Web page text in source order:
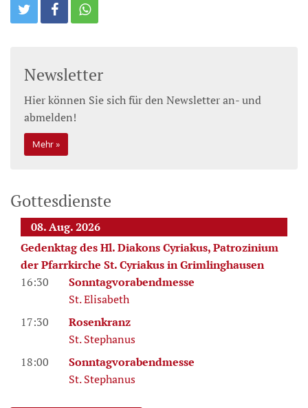
Newsletter
Hier können Sie sich für den Newsletter an- und
abmelden!
Mehr
Gottesdienste
08. Aug. 2026
Gedenktag des Hl. Diakons Cyriakus, Patrozinium
der Pfarrkirche St. Cyriakus in Grimlinghausen
16:30
Sonntagvorabendmesse
St. Elisabeth
17:30
Rosenkranz
St. Stephanus
18:00
Sonntagvorabendmesse
St. Stephanus